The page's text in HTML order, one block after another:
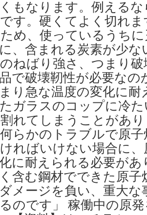
もなります。例える
す。硬くてよく切れ
め、使っているうち
、含まれる炭素が少
ねばり強さ、つまり
で破壊靭性が必要な
り急な温度の変化に
ガラスのコップに冷
れてしまうことがあ
らかのトラブルで原
ればいけない場合に
に耐えられる必要が
含む鋼材でできた原子
メージを負い、重大
のです」 稼働中の原